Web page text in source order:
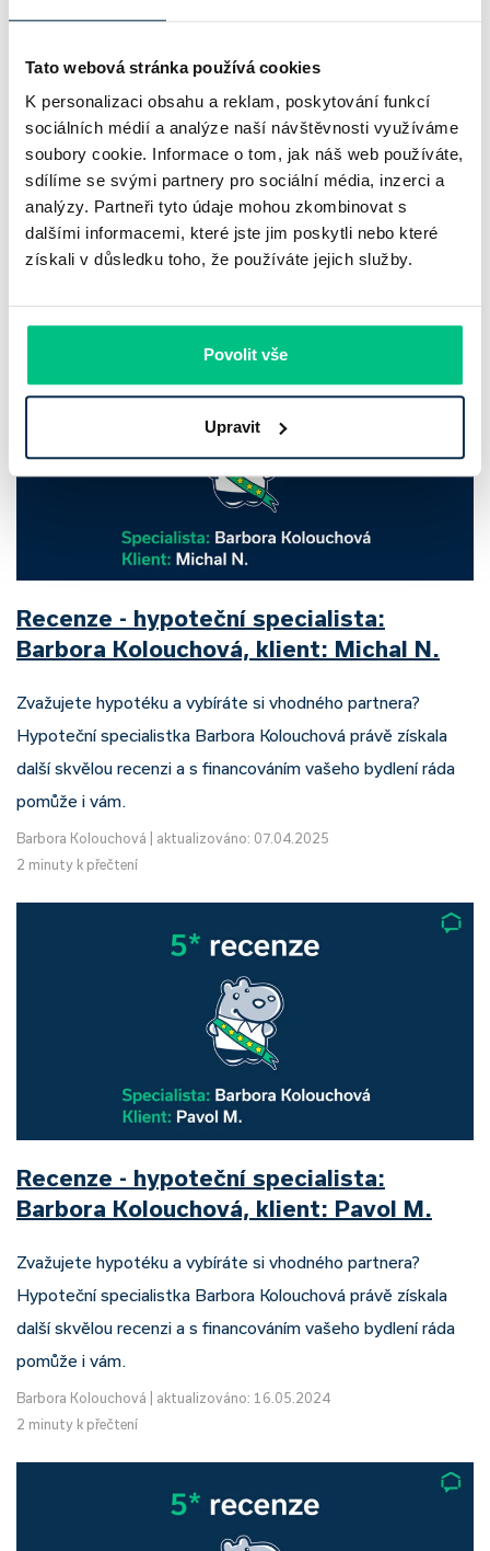
Tato webová stránka používá cookies
K personalizaci obsahu a reklam, poskytování funkcí
sociálních médií a analýze naší návštěvnosti využíváme
soubory cookie. Informace o tom, jak náš web používáte,
sdílíme se svými partnery pro sociální média, inzerci a
analýzy. Partneři tyto údaje mohou zkombinovat s
dalšími informacemi, které jste jim poskytli nebo které
získali v důsledku toho, že používáte jejich služby.
Povolit vše
Upravit
Recenze - hypoteční specialista:
Barbora Kolouchová, klient: Martin P.
Zvažujete hypotéku a vybíráte si vhodného partnera?
Hypoteční specialistka Barbora Kolouchová právě získala
další skvělou recenzi a s financováním vašeho bydlení ráda
pomůže i vám.
2 minuty k přečtení
Recenze - hypoteční specialista:
Barbora Kolouchová, klient: Michal N.
Zvažujete hypotéku a vybíráte si vhodného partnera?
Hypoteční specialistka Barbora Kolouchová právě získala
další skvělou recenzi a s financováním vašeho bydlení ráda
pomůže i vám.
Barbora Kolouchová
aktualizováno: 07.04.2025
2 minuty k přečtení
Recenze - hypoteční specialista:
Barbora Kolouchová, klient: Pavol M.
Zvažujete hypotéku a vybíráte si vhodného partnera?
Hypoteční specialistka Barbora Kolouchová právě získala
další skvělou recenzi a s financováním vašeho bydlení ráda
pomůže i vám.
Barbora Kolouchová
aktualizováno: 16.05.2024
2 minuty k přečtení